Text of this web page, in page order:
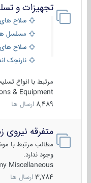
تجهیزات و
سلاح های
مسلسل
سلاح های
نارنجک
مرتبط با انواع
& Equipment
8,489 ارسال ها
متفرقه نیروی
مطالب مرتبط با
وجود ندارد.
Miscellaneous
3,784 ارسال ها